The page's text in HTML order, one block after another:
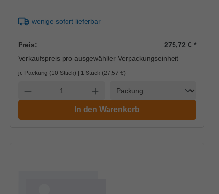
wenige sofort lieferbar
Preis: 275,72 €*
Verkaufspreis pro ausgewählter Verpackungseinheit
je Packung (10 Stück) | 1 Stück (27,57 €)
Anzahl verringern Anzahl erhöhen
In den Warenkorb